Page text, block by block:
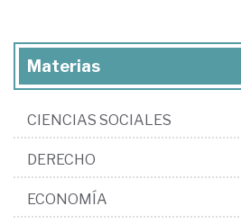
Materias
CIENCIAS SOCIALES
DERECHO
ECONOMÍA